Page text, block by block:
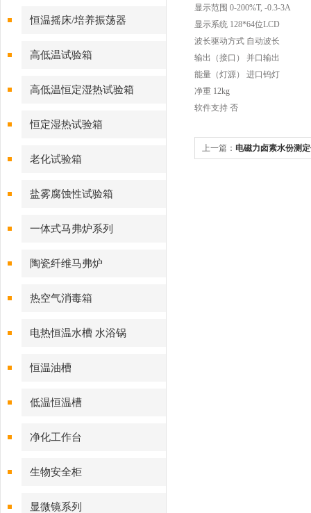
恒温摇床/培养振荡器
高低温试验箱
高低温恒定湿热试验箱
恒定湿热试验箱
老化试验箱
盐雾腐蚀性试验箱
一体式马弗炉系列
陶瓷纤维马弗炉
热空气消毒箱
电热恒温水槽 水浴锅
恒温油槽
低温恒温槽
净化工作台
生物安全柜
显微镜系列
显示范围 0-200%T, -0.3-3A
显示系统 128*64位LCD
波长驱动方式 自动波长
输出（接口） 并口输出
能量（灯源） 进口钨灯
净重 12kg
软件支持 否
上一篇： 电磁力卤素水份测